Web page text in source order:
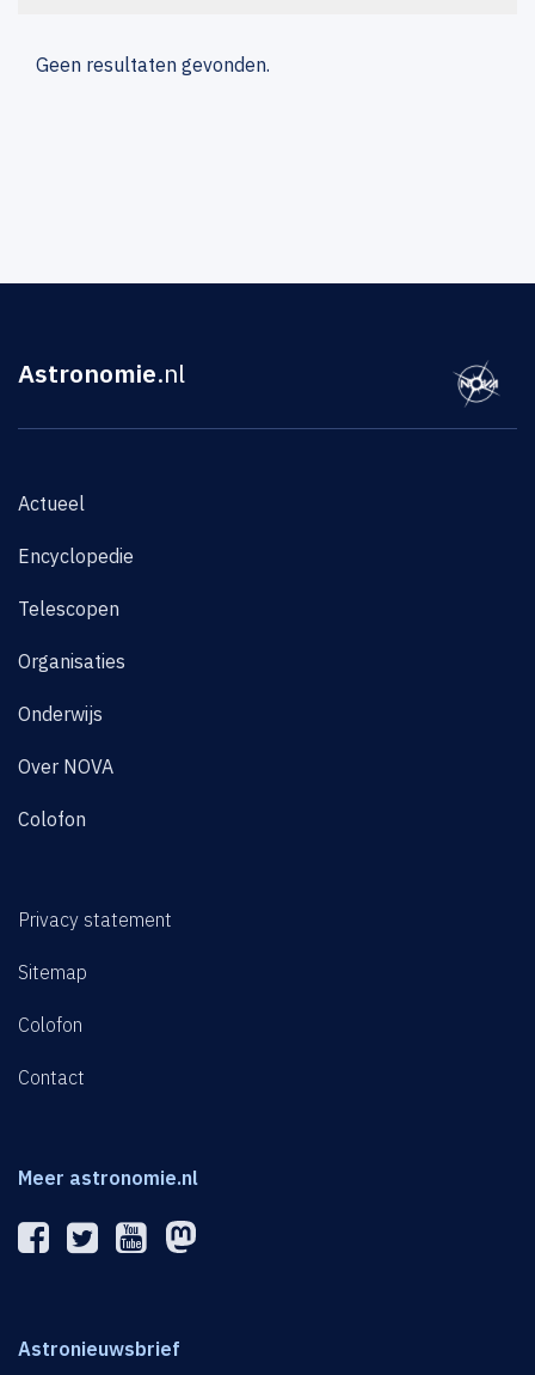
Geen resultaten gevonden.
Astronomie.nl
Actueel
Encyclopedie
Telescopen
Organisaties
Onderwijs
Over NOVA
Colofon
Privacy statement
Sitemap
Colofon
Contact
Meer astronomie.nl
Astronieuwsbrief